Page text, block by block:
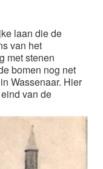
laan die de
van het
met stenen
bomen nog net
Wassenaar. Hier
van de